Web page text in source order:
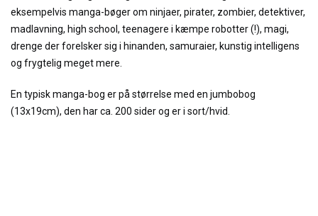
eksempelvis manga-bøger om ninjaer, pirater, zombier, detektiver,
madlavning, high school, teenagere i kæmpe robotter (!), magi,
drenge der forelsker sig i hinanden, samuraier, kunstig intelligens
og frygtelig meget mere.
En typisk manga-bog er på størrelse med en jumbobog
(13x19cm), den har ca. 200 sider og er i sort/hvid.